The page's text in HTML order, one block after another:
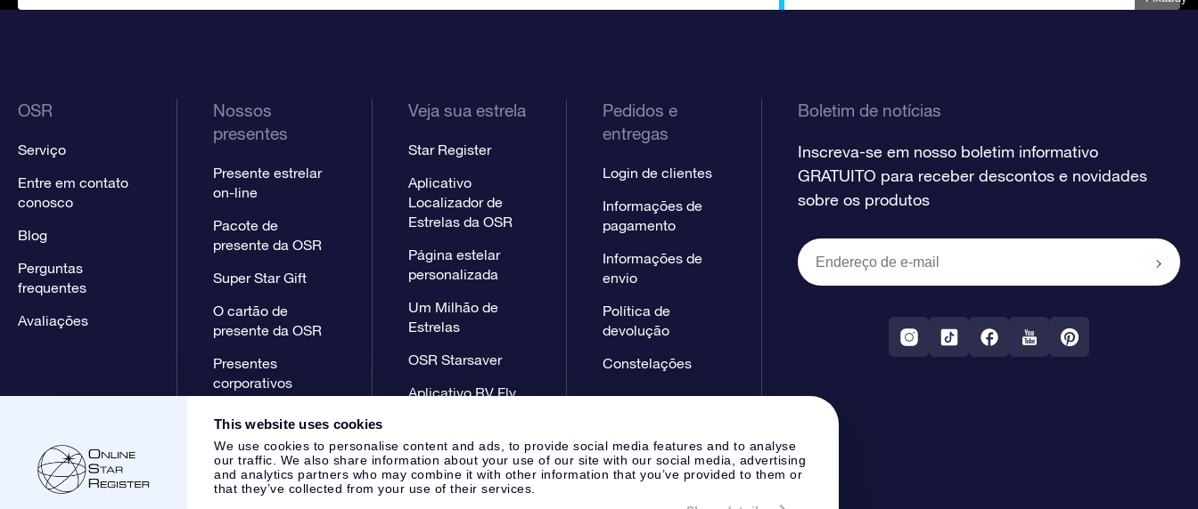
This website uses cookies
We use cookies to personalise content and ads, to provide social media features and to analyse
our traffic. We also share information about your use of our site with our social media, advertising
and analytics partners who may combine it with other information that you’ve provided to them or
that they’ve collected from your use of their services.
OSR
Serviço
Entre em contato
conosco
Blog
Perguntas
frequentes
Avaliações
Nossos
presentes
Presente estrelar
on-line
Pacote de
presente da OSR
Super Star Gift
O cartão de
presente da OSR
Presentes
corporativos
Veja sua estrela
Star Register
Aplicativo
Localizador de
Estrelas da OSR
Página estelar
personalizada
Um Milhão de
Estrelas
OSR Starsaver
Aplicativo RV Fly
Pedidos e
entregas
Login de clientes
Informações de
pagamento
Informações de
envio
Política de
devolução
Constelações
Boletim de notícias
Inscreva-se em nosso boletim informativo
GRATUITO para receber descontos e novidades
sobre os produtos